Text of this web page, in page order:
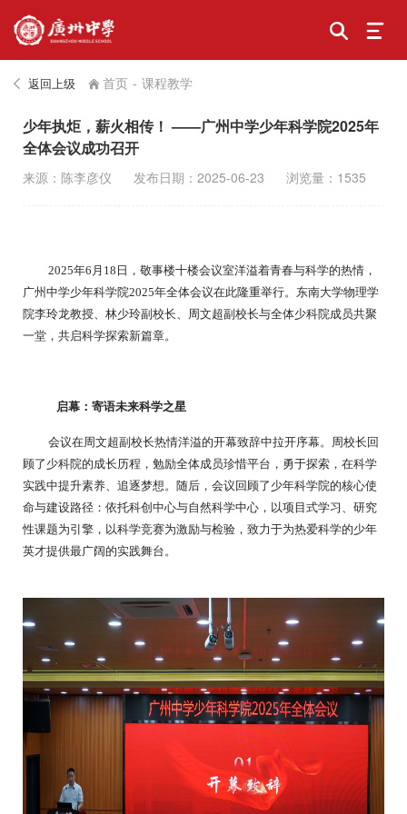
返回上级 首页 - 课程教学
少年执炬，薪火相传！ ——广州中学少年科学院2025年
全体会议成功召开
来源：陈李彦仪 发布日期：2025-06-23 浏览量：1535
2025年6月18日，敬事楼十楼会议室洋溢着青春与科学的热情，
广州中学少年科学院2025年全体会议在此隆重举行。东南大学物理学
院李玲龙教授、林少玲副校长、周文超副校长与全体少科院成员共聚
一堂，共启科学探索新篇章。
启幕：寄语未来科学之星
会议在周文超副校长热情洋溢的开幕致辞中拉开序幕。周校长回
顾了少科院的成长历程，勉励全体成员珍惜平台，勇于探索，在科学
实践中提升素养、追逐梦想。随后，会议回顾了少年科学院的核心使
命与建设路径：依托科创中心与自然科学中心，以项目式学习、研究
性课题为引擎，以科学竞赛为激励与检验，致力于为热爱科学的少年
英才提供最广阔的实践舞台。